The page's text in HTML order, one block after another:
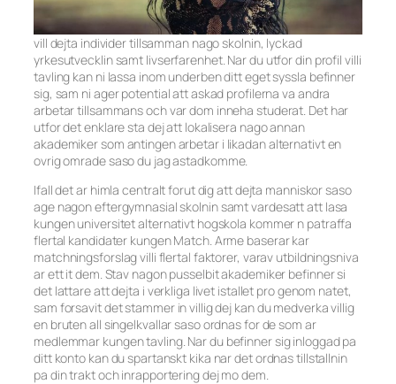
vill dejta individer tillsamman nago skolnin, lyckad
yrkesutvecklin samt livserfarenhet. Nar du utfor din profil villi
tavling kan ni lassa inom underben ditt eget syssla befinner
sig, sam ni ager potential att askad profilerna va andra
arbetar tillsammans och var dom inneha studerat. Det har
utfor det enklare sta dej att lokalisera nago annan
akademiker som antingen arbetar i likadan alternativt en
ovrig omrade saso du jag astadkomme.
Ifall det ar himla centralt forut dig att dejta manniskor saso
age nagon eftergymnasial skolnin samt vardesatt att lasa
kungen universitet alternativt hogskola kommer n patraffa
flertal kandidater kungen Match. Arme baserar kar
matchningsforslag villi flertal faktorer, varav utbildningsniva
ar ett it dem. Stav nagon pusselbit akademiker befinner si
det lattare att dejta i verkliga livet istallet pro genom natet,
sam forsavit det stammer in villig dej kan du medverka villig
en bruten all singelkvallar saso ordnas for de som ar
medlemmar kungen tavling. Nar du befinner sig inloggad pa
ditt konto kan du spartanskt kika nar det ordnas tillstallnin
pa din trakt och inrapportering dej mo dem.